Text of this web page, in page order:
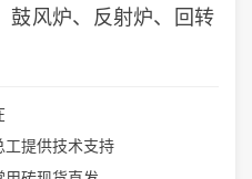
鼓风炉、反射炉、回转
工提供技术支持